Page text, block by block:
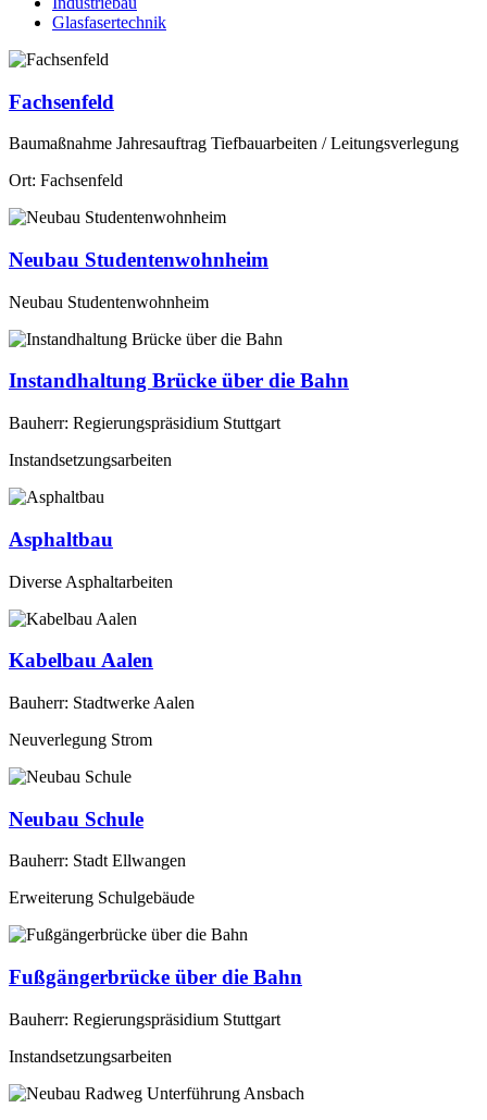
Glasfasertechnik
Fachsenfeld
Baumaßnahme Jahresauftrag Tiefbauarbeiten / Leitungsverlegung
Ort: Fachsenfeld
Neubau Studentenwohnheim
Neubau Studentenwohnheim
Instandhaltung Brücke über die Bahn
Bauherr: Regierungspräsidium Stuttgart
Instandsetzungsarbeiten
Asphaltbau
Diverse Asphaltarbeiten
Kabelbau Aalen
Bauherr: Stadtwerke Aalen
Neuverlegung Strom
Neubau Schule
Bauherr: Stadt Ellwangen
Erweiterung Schulgebäude
Fußgängerbrücke über die Bahn
Bauherr: Regierungspräsidium Stuttgart
Instandsetzungsarbeiten